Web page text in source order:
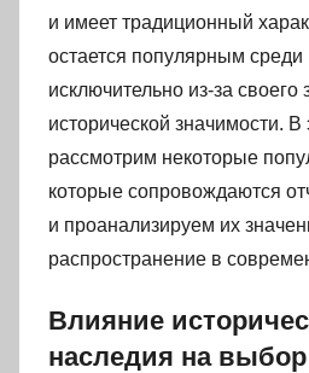
и имеет традиционный
остается популярным среди
исключительно из-за своего
исторической значимости.
рассмотрим некоторые
которые сопровождаются
и проанализируем их
распространение в
Влияние
наследия на